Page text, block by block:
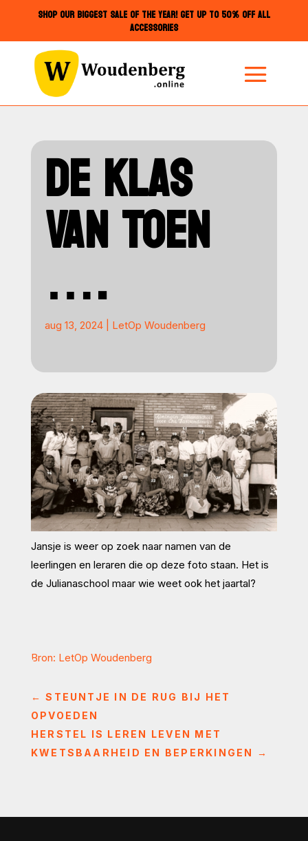
SHOP OUR BIGGEST SALE OF THE YEAR! GET UP TO 50% OFF ALL
ACCESSORIES
DE KLAS
VAN TOEN
….
aug 13, 2024| LetOp Woudenberg
Jansje is weer op zoek naar namen van de
leerlingen en leraren die op deze foto staan. Het is
de Julianaschool maar wie weet ook het jaartal?
Bron: LetOp Woudenberg
←STEUNTJE IN DE RUG BIJ HET
OPVOEDEN
HERSTEL IS LEREN LEVEN MET
KWETSBAARHEID EN BEPERKINGEN
→